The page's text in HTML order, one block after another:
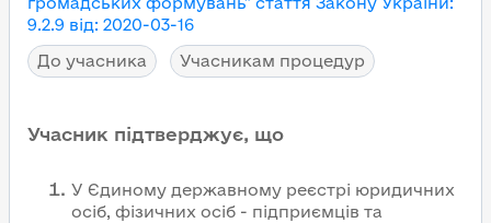
9.2.9 від: 2020-03-16
До учасника
Учасникам процедур
Учасник підтверджує, що
У Єдиному державному реєстрі юридичних
осіб, фізичних осіб - підприємців та